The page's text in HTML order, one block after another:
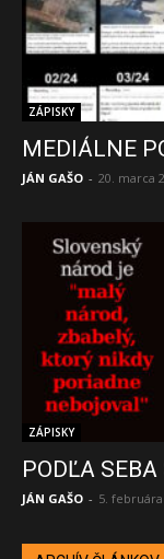
ZÁPISKY
MEDIÁLNE
JÁN GAŠO - 20. marca
ZÁPISKY
PODĽA
JÁN GAŠO - 5. februára